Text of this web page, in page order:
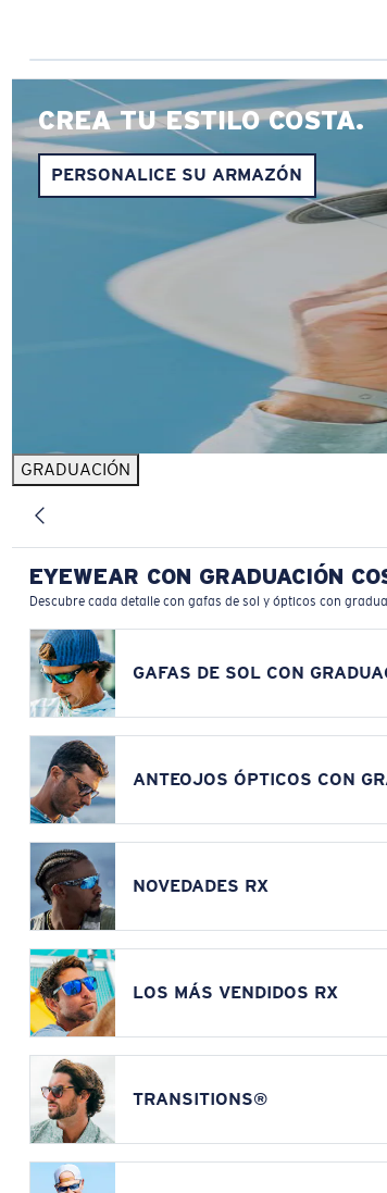
CREA TU ESTILO COSTA.
PERSONALICE SU ARMAZÓN
GRADUACIÓN
EYEWEAR CON GRADUACIÓN
Descubre cada detalle con gafas de sol y ópticos con
GAFAS DE SOL CON
ANTEOJOS ÓPTICOS CON
NOVEDADES RX
LOS MÁS VENDIDOS RX
TRANSITIONS®